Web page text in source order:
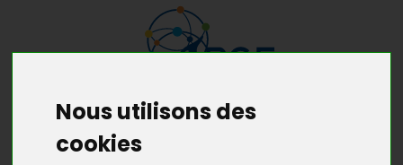
Nous utilisons des
cookies